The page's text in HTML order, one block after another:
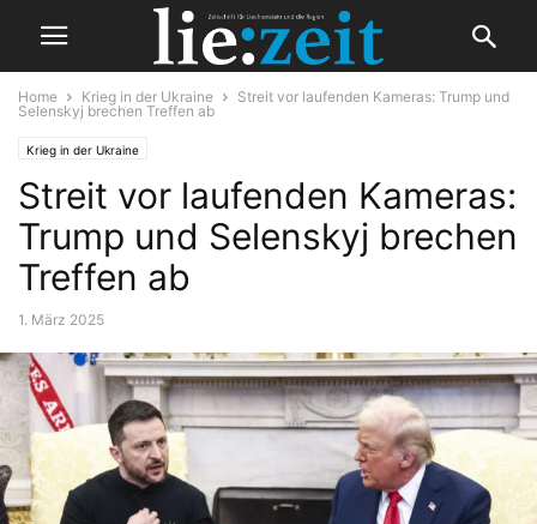
Home Krieg in der Ukraine
Streit vor laufenden Kameras: Trump und
Selenskyj brechen Treffen ab
Krieg in der Ukraine
Streit vor laufenden Kameras:
Trump und Selenskyj brechen
Treffen ab
1. März 2025